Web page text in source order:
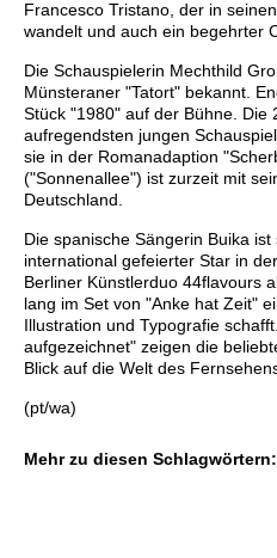
Francesco Tristano, der in
wandelt und auch ein begehrter
Die Schauspielerin Mechthild
Münsteraner "Tatort" bekannt.
Stück "1980" auf der Bühne. Die
aufregendsten jungen
sie in der Romanadaption
("Sonnenallee") ist zurzeit mit
Deutschland.
Die spanische Sängerin Buika
international gefeierter Star in
Berliner Künstlerduo 44flavours
lang im Set von "Anke hat Zeit"
Illustration und Typografie
aufgezeichnet" zeigen die
Blick auf die Welt des
(pt/wa)
Mehr zu diesen Schlagwörtern: